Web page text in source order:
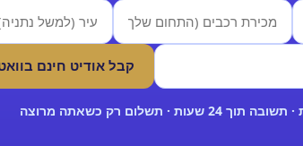
קבל אודיט חינם
· תשלום רק כשאתה מרוצה